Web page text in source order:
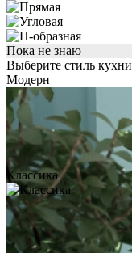
Пока не знаю
Выберите стиль кухни
Модерн
Классика